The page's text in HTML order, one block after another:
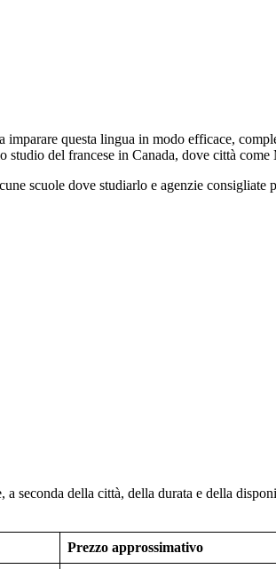
questa lingua in modo efficace,
del francese in Canada, dove città
scuole dove studiarlo e agenzie consigliate
seconda della città, della durata e della
Prezzo approssimativo